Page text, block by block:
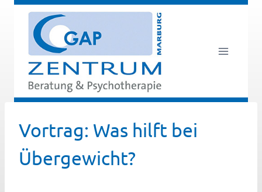
Zum
springen
Vortrag: Was hilft bei
Übergewicht?